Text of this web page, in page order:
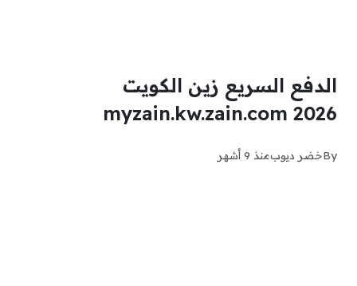
الدفع السريع زين الكويت
myzain.kw.zain.com 2026
Byخضر ديوبمنذ 9 أشهر